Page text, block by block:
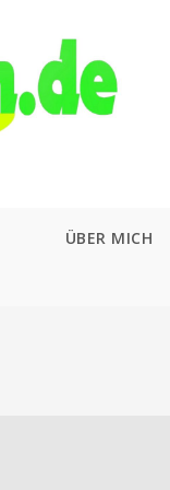
ÜBER MICH